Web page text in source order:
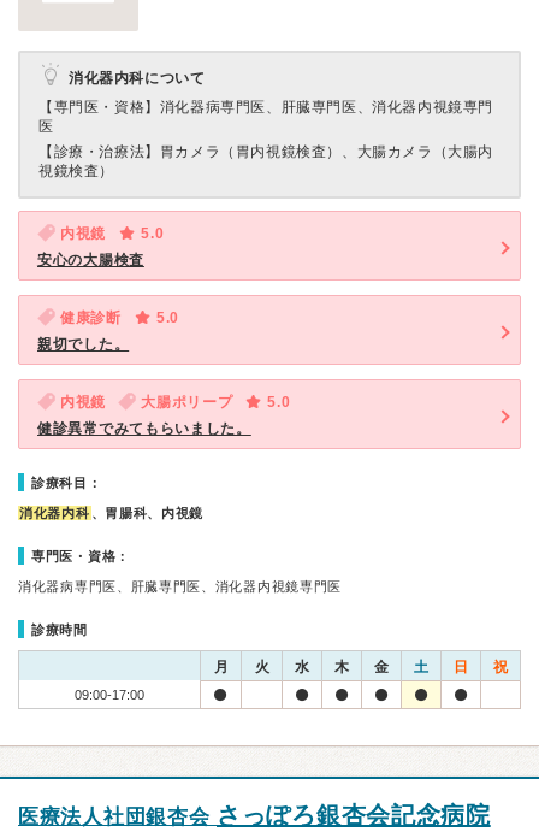
消化器内科について
【専門医・資格】 消化器病専門医、肝臓専門医、消化器内視鏡専門
医
【診療・治療法】 胃カメラ（胃内視鏡検査）、大腸カメラ（大腸内
視鏡検査）
内視鏡
5.0
安心の大腸検査
健康診断
5.0
親切でした。
内視鏡 大腸ポリープ
5.0
健診異常でみてもらいました。
診療科目：
消化器内科 、胃腸科、内視鏡
専門医・資格：
消化器病専門医、肝臓専門医、消化器内視鏡専門医
診療時間
月 火 水 木 金 土 日 祝
09:00-17:00
医療法人社団銀杏会 さっぽろ銀杏会記念病院